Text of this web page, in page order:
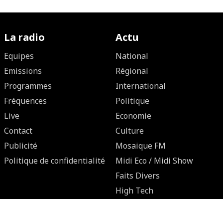
La radio
Equipes
Emissions
Programmes
Fréquences
Live
Contact
Publicité
Politique de confidentialité
Actu
National
Régional
International
Politique
Economie
Culture
Mosaique FM
Midi Eco / Midi Show
Faits Divers
High Tech